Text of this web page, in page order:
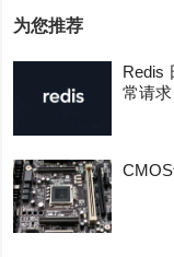
为您推荐
Redis
常请求